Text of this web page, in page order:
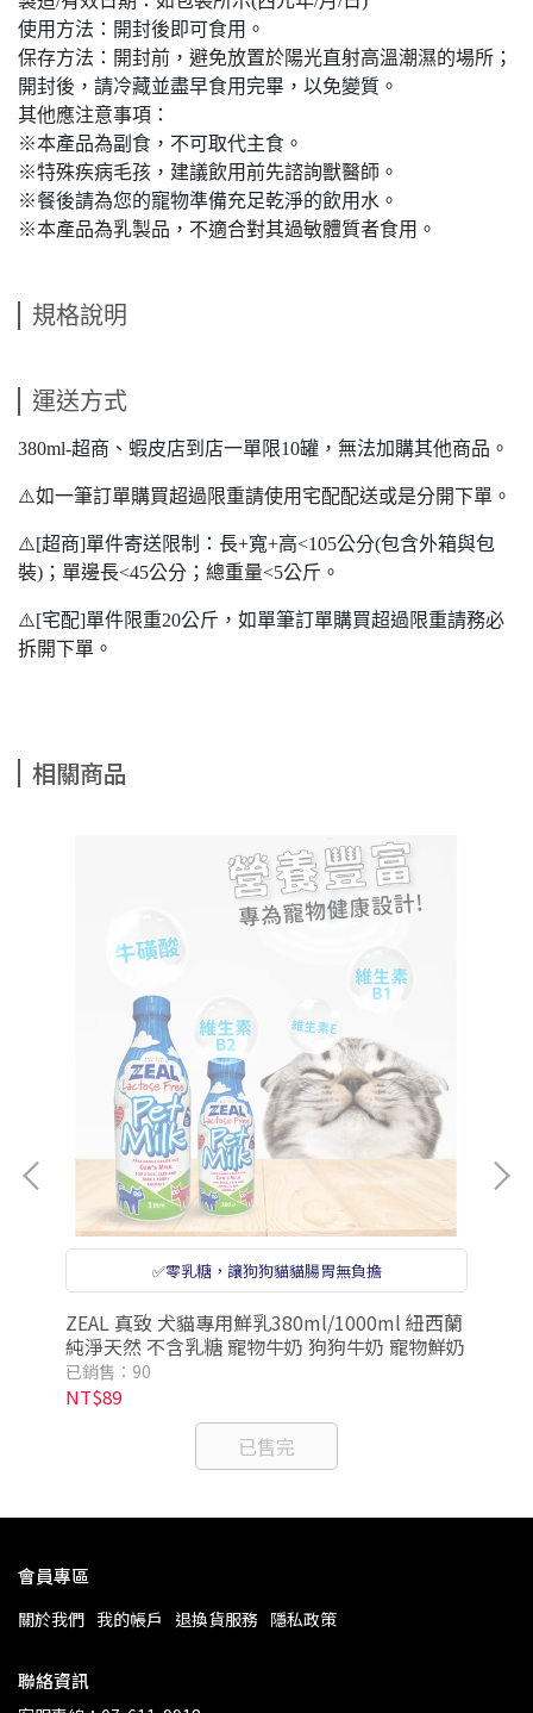
使用方法：開封後即可食用。
保存方法：開封前，避免放置於陽光直射高溫潮濕的場所；
開封後，請冷藏並盡早食用完畢，以免變質。
其他應注意事項：
※本產品為副食，不可取代主食。
※特殊疾病毛孩，建議飲用前先諮詢獸醫師。
※餐後請為您的寵物準備充足乾淨的飲用水。
※本產品為乳製品，不適合對其過敏體質者食用。
規格說明
運送方式
380ml-超商、蝦皮店到店一單限10罐，無法加購其他商品。
⚠️如一筆訂單購買超過限重請使用宅配配送或是分開下單。
⚠️[超商]單件寄送限制：長+寬+高<105公分(包含外箱與包
裝)；單邊長<45公分；總重量<5公斤。
⚠️[宅配]單件限重20公斤，如單筆訂單購買超過限重請務必
拆開下單。
相關商品
✅零乳糖，讓狗狗貓貓腸胃無負擔
ZEAL 真致 犬貓專用鮮乳380ml/1000ml 紐西蘭
純淨天然 不含乳糖 寵物牛奶 狗狗牛奶 寵物鮮奶
已銷售：90
NT$89
已售完
會員專區
關於我們 我的帳戶 退換貨服務 隱私政策
聯絡資訊